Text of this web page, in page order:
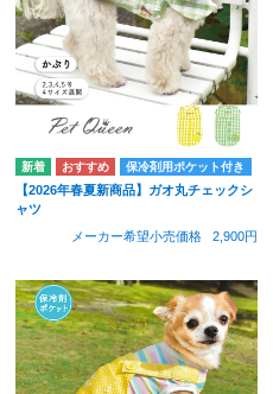
保冷剤用ポケット付き
【2026年春夏新商品】ガオ丸チェックシ
ャツ
メーカー希望小売価格
2,900円